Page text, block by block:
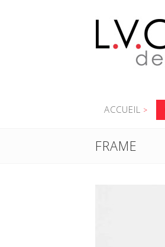
ACCUEIL
FRAME